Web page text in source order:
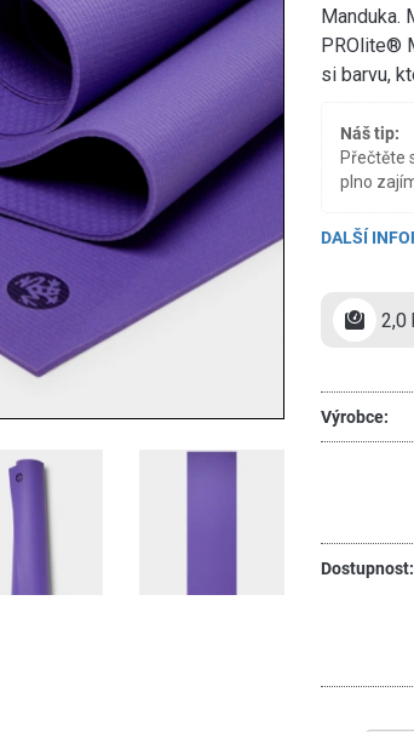
Manduka.
PROlite®
si barvu,
Náš tip:
Přečtěte
plno
DALŠÍ
2,0
Výrobce:
Dostupnost: